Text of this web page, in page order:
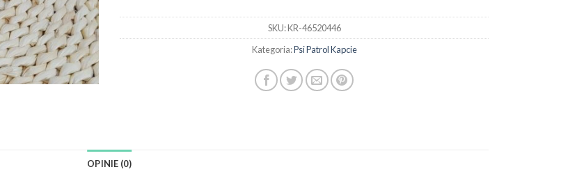
SKU:KR-46520446
Kategoria:Psi Patrol Kapcie
OPINIE (0)